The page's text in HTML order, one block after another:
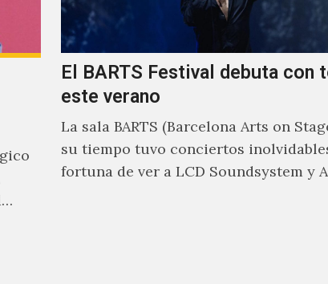
El BARTS Festival debuta con
este verano
La sala BARTS (Barcelona Arts on
su tiempo tuvo conciertos
fortuna de ver a LCD Soundsystem y